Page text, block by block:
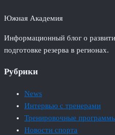
Южная Академия
Информационный блог о
подготовке резерва в регионах.
Рубрики
News
Интервью с тренерами
Тренировочные
Новости спорта